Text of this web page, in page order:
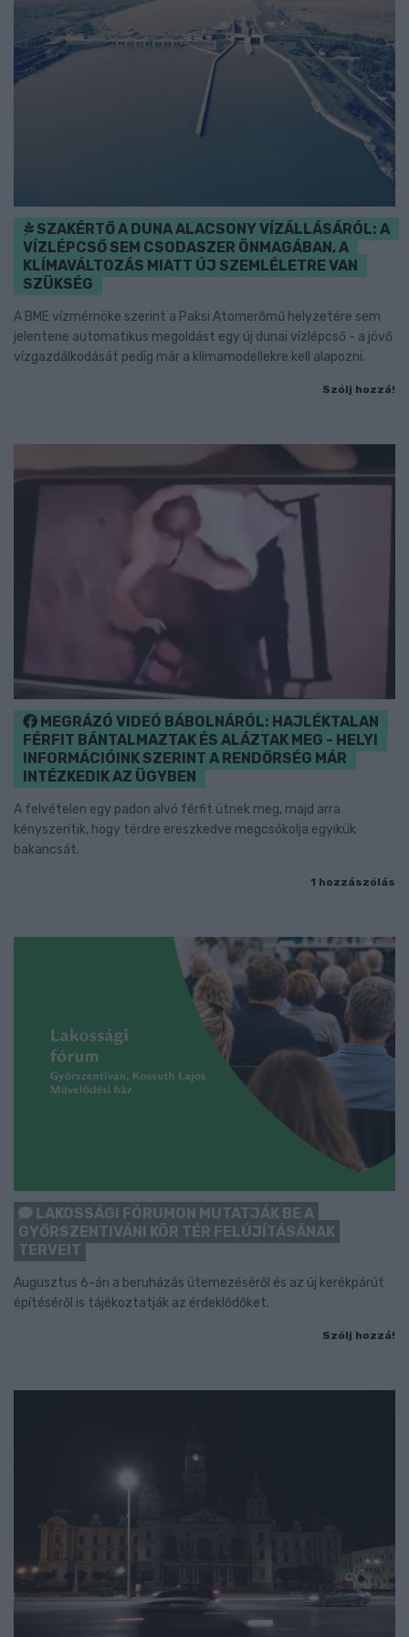
SZAKÉRTŐ A DUNA ALACSONY VÍZÁLLÁSÁRÓL: A
VÍZLÉPCSŐ SEM CSODASZER ÖNMAGÁBAN, A
KLÍMAVÁLTOZÁS MIATT ÚJ SZEMLÉLETRE VAN
SZÜKSÉG
A BME vízmérnöke szerint a Paksi Atomerőmű helyzetére sem
jelentene automatikus megoldást egy új dunai vízlépcső - a jövő
vízgazdálkodását pedig már a klímamodellekre kell alapozni.
Szólj hozzá!
MEGRÁZÓ VIDEÓ BÁBOLNÁRÓL: HAJLÉKTALAN
FÉRFIT BÁNTALMAZTAK ÉS ALÁZTAK MEG - HELYI
INFORMÁCIÓINK SZERINT A RENDŐRSÉG MÁR
INTÉZKEDIK AZ ÜGYBEN
A felvételen egy padon alvó férfit ütnek meg, majd arra
kényszerítik, hogy térdre ereszkedve megcsókolja egyikük
bakancsát.
1 hozzászólás
LAKOSSÁGI FÓRUMON MUTATJÁK BE A
GYŐRSZENTIVÁNI KÖR TÉR FELÚJÍTÁSÁNAK
TERVEIT
Augusztus 6-án a beruházás ütemezéséről és az új kerékpárút
építéséről is tájékoztatják az érdeklődőket.
Szólj hozzá!